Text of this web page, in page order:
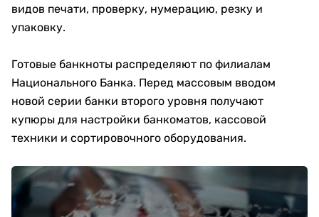
видов печати, проверку, нумерацию, резку и
упаковку.
Готовые банкноты распределяют по филиалам
Национального Банка. Перед массовым вводом
новой серии банки второго уровня получают
купюры для настройки банкоматов, кассовой
техники и сортировочного оборудования.